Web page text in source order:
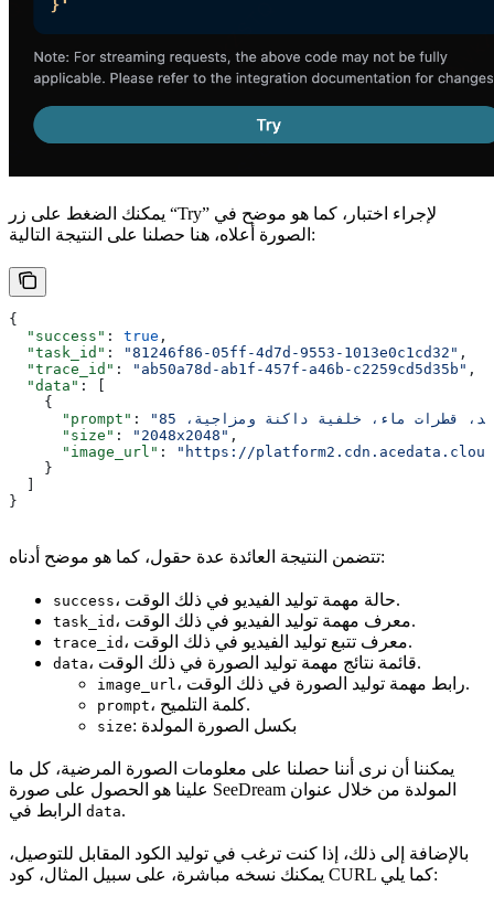
يمكنك الضغط على زر “Try” لإجراء اختبار، كما هو موضح في
الصورة أعلاه، هنا حصلنا على النتيجة التالية:
{
  "success"
: true ,
  "task_id"
: "81246f86-05ff-4d7d-9553-1013e0c1cd32" ,
  "trace_id"
: "ab50a78d-ab1f-457f-a46b-c2259cd5d35b" ,
  "data"
: [
    {
      "prompt"
:
      "size"
: "2048x2048" ,
      "image_url"
:
"https://platform2.cdn.acedata.cloud/
    }
}
تتضمن النتيجة العائدة عدة حقول، كما هو موضح أدناه:
success ، حالة مهمة توليد الفيديو في ذلك الوقت.
task_id ، معرف مهمة توليد الفيديو في ذلك الوقت.
trace_id ، معرف تتبع توليد الفيديو في ذلك الوقت.
data ، قائمة نتائج مهمة توليد الصورة في ذلك الوقت.
image_url ، رابط مهمة توليد الصورة في ذلك الوقت.
prompt ، كلمة التلميح.
size : بكسل الصورة المولدة
يمكننا أن نرى أننا حصلنا على معلومات الصورة المرضية، كل ما
علينا هو الحصول على صورة SeeDream المولدة من خلال عنوان
data.
بالإضافة إلى ذلك، إذا كنت ترغب في توليد الكود المقابل للتوصيل،
يمكنك نسخه مباشرة، على سبيل المثال، كود CURL كما يلي: